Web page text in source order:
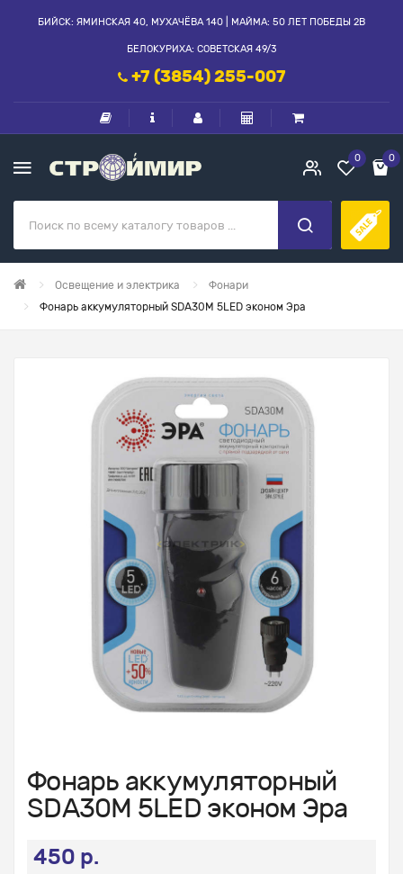
БИЙСК: ЯМИНСКАЯ 40, МУХАЧЁВА 140 | МАЙМА: 50 ЛЕТ ПОБЕДЫ 2В
БЕЛОКУРИХА: СОВЕТСКАЯ 49/3
+7 (3854) 255-007
0 0
Освещение и электрика
Фонари
Фонарь аккумуляторный SDA30M 5LED эконом Эра
Фонарь аккумуляторный
SDA30M 5LED эконом Эра
450 р.